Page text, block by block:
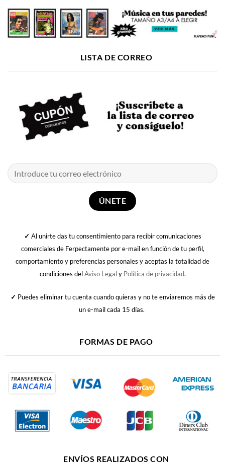
LISTA DE CORREO
✓ Al unirte das tu consentimiento para recibir comunicaciones
comerciales de Ferpectamente por e-mail en función de tu perfil,
comportamiento y preferencias personales y aceptas la totalidad de
condiciones delAviso Legaly Política de privacidad.
✓ Puedes eliminar tu cuenta cuando quieras y no te enviaremos más de
un e-mail cada 15 días.
FORMAS DE PAGO
ENVÍOS REALIZADOS CON